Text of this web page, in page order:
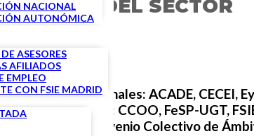
NACIONAL
AUTONÓMICA
ASESORES
AFILIADOS
EMPLEO
CON FSIE MADRID
DEL SECTOR
patronales: ACADE, CECEI,
sindicales: CCOO, FeSP-UGT,
del XII Convenio Colectivo de